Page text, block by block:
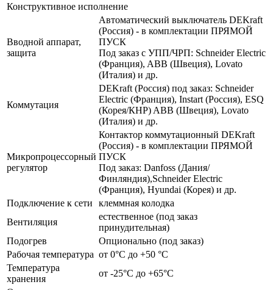
Конструктивное исполнение
Вводной аппарат,
защита
Автоматический выключатель DEKraft
(Россия) - в комплектации ПРЯМОЙ
ПУСК
Под заказ с УПП/ЧРП: Schneider Electric
(Франция), ABB (Швеция), Lovato
(Италия) и др.
Коммутация
DEKraft (Россия) под заказ: Schneider
Electric (Франция), Instart (Россия), ESQ
(Корея/КНР) ABB (Швеция), Lovato
(Италия) и др.
Микропроцессорный
регулятор
Контактор коммутационный DEKraft
(Россия) - в комплектации ПРЯМОЙ
ПУСК
Под заказ: Danfoss (Дания/
Финляндия),Schneider Electric
(Франция), Hyundai (Корея) и др.
Подключение к сети
клеммная колодка
Вентиляция
естественное (под заказ
принудительная)
Подогрев
Опционально (под заказ)
Рабочая температура от 0°C до +50 °C
Температура
хранения
от -25°C до +65°C